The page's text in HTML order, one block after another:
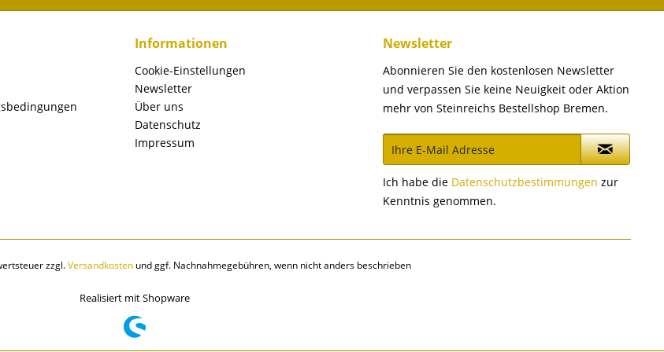
Informationen
Cookie-Einstellungen
Newsletter
Über uns
Datenschutz
Impressum
Newsletter
Abonnieren Sie den kostenlosen Newsletter
und verpassen Sie keine Neuigkeit oder Aktion
mehr von Steinreichs Bestellshop Bremen.
Ich habe die Datenschutzbestimmungen zur
Kenntnis genommen.
zzgl.Versandkostenund ggf. Nachnahmegebühren, wenn nicht anders beschrieben
Realisiert mit Shopware